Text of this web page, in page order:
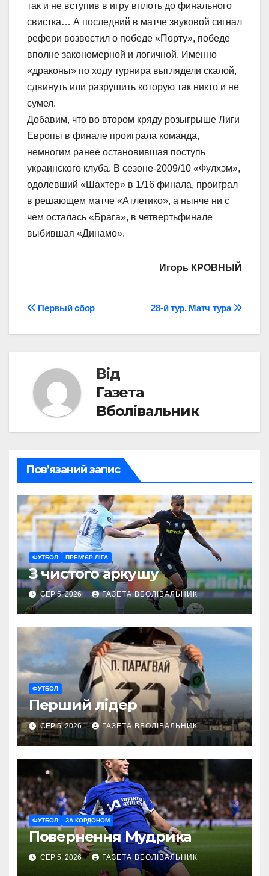
так и не вступив в игру вплоть до финального
свистка… А последний в матче звуковой сигнал
рефери возвестил о победе «Порту», победе
вполне закономерной и логичной. Именно
«драконы» по ходу турнира выглядели скалой,
сдвинуть или разрушить которую так никто и не
сумел.
Добавим, что во втором кряду розыгрыше Лиги
Европы в финале проиграла команда,
немногим ранее остановившая поступь
украинского клуба. В сезоне-2009/10 «Фулхэм»,
одолевший «Шахтер» в 1/16 финала, проиграл
в решающем матче «Атлетико», а нынче ни с
чем осталась «Брага», в четвертьфинале
выбившая «Динамо».
Игорь КРОВНЫЙ
Навігація
записів
28-й тур. Матч тура
Первый сбор
Від
Газета
Вболівальник
Пов’язаний запис
ФУТБОЛ ПРЕМ’ЄР-ЛІГА
З чистого аркушу
СЕР 5, 2026 ГАЗЕТА ВБОЛІВАЛЬНИК
ФУТБОЛ
Перший лідер
СЕР 5, 2026 ГАЗЕТА ВБОЛІВАЛЬНИК
ФУТБОЛ ЗА КОРДОНОМ
Повернення Мудрика
СЕР 5, 2026 ГАЗЕТА ВБОЛІВАЛЬНИК